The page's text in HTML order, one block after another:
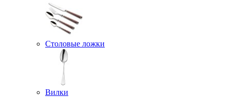
Столовые ложки
Вилки